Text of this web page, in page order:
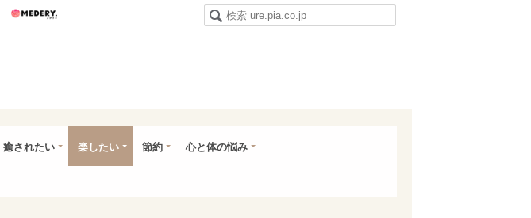
うまい肉
癒されたい 楽したい 節約 心と体の悩み